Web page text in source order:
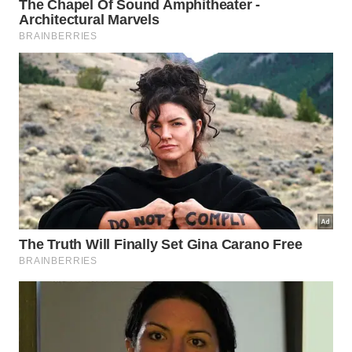
Manter um dente de alho junto ao corpo funciona como um
filtro potente para absorver vibrações pesadas em
ambientes densos.
Imagem gerada por inteligência artificial
respeito pelo ciclo da planta, que após absorver as
impurezas, deve ser devolvida à terra para que o
processo de transmutação seja concluído de forma